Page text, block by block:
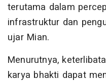
terutama dalam
infrastruktur dan
ujar Mian.
Menurutnya,
karya bhakti dapat